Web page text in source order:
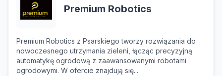
Premium Robotics
Premium Robotics z Psarskiego tworzy rozwiązania do
nowoczesnego utrzymania zieleni, łącząc precyzyjną
automatykę ogrodową z zaawansowanymi robotami
ogrodowymi. W ofercie znajdują się...